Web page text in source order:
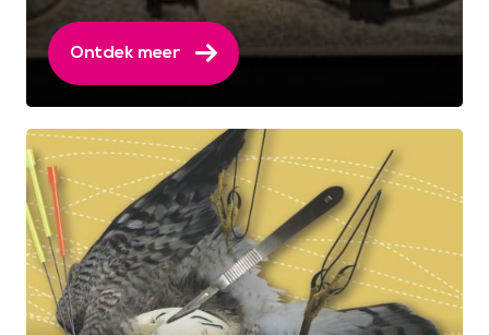
Ontdek meer